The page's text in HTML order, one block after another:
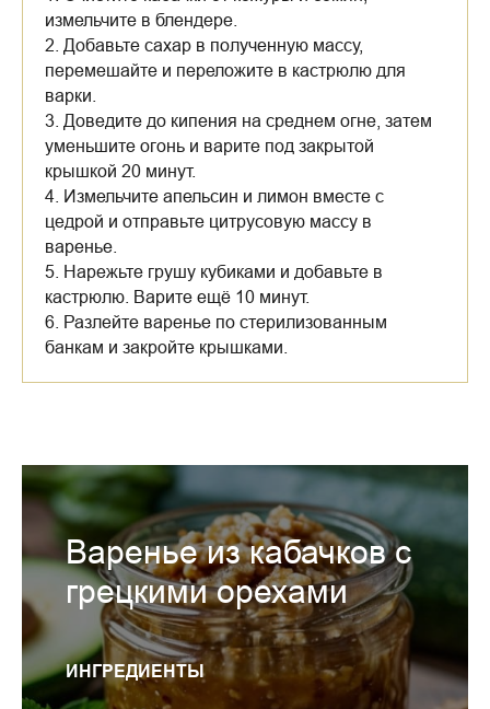
измельчите в блендере.
2. Добавьте сахар в полученную массу,
перемешайте и переложите в кастрюлю для
варки.
3. Доведите до кипения на среднем огне, затем
уменьшите огонь и варите под закрытой
крышкой 20 минут.
4. Измельчите апельсин и лимон вместе с
цедрой и отправьте цитрусовую массу в
варенье.
5. Нарежьте грушу кубиками и добавьте в
кастрюлю. Варите ещё 10 минут.
6. Разлейте варенье по стерилизованным
банкам и закройте крышками.
Варенье из кабачков с
грецкими орехами
ИНГРЕДИЕНТЫ